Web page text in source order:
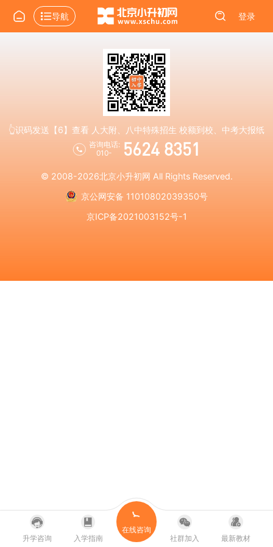
导航 登录
👆识码发送【6】查看 人大附、八中特殊招生 校额到校、中考大报纸
咨询电话:
010-
5624 8351
© 2008-2026北京小升初网 All Rights Reserved.
京公网安备 11010802039350号
京ICP备2021003152号-1
升学咨询 入学指南
在线咨询
社群加入
最新教材